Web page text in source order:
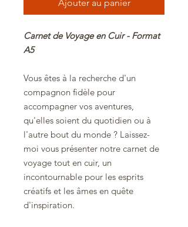
Ajouter au panier
Carnet de Voyage en Cuir - Format
A5
Vous êtes à la recherche d'un
compagnon fidèle pour
accompagner vos aventures,
qu'elles soient du quotidien ou à
l'autre bout du monde ? Laissez-
moi vous présenter notre carnet de
voyage tout en cuir, un
incontournable pour les esprits
créatifs et les âmes en quête
d'inspiration.